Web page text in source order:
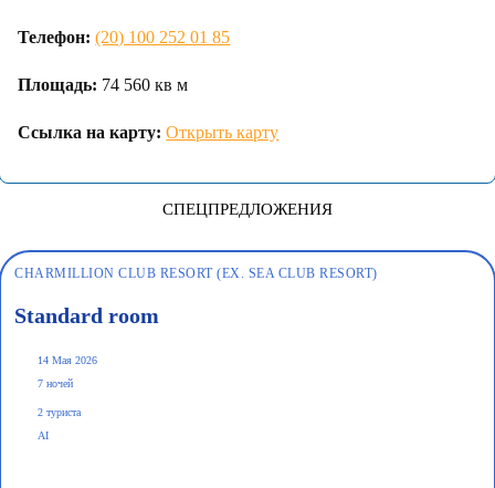
Телефон: (20) 100 252 01 85
Площадь: 74 560 кв м
Ссылка на карту: Открыть карту
СПЕЦПРЕДЛОЖЕНИЯ
CHARMILLION CLUB RESORT (EX. SEA CLUB RESORT)
Standard room
14 Мая 2026
7 ночей
2 туриста
AI